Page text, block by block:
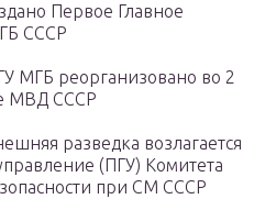
Первое Главное
СССР
МГБ реорганизовано во 2
МВД СССР
разведка возлагается
(ПГУ) Комитета
при СМ СССР